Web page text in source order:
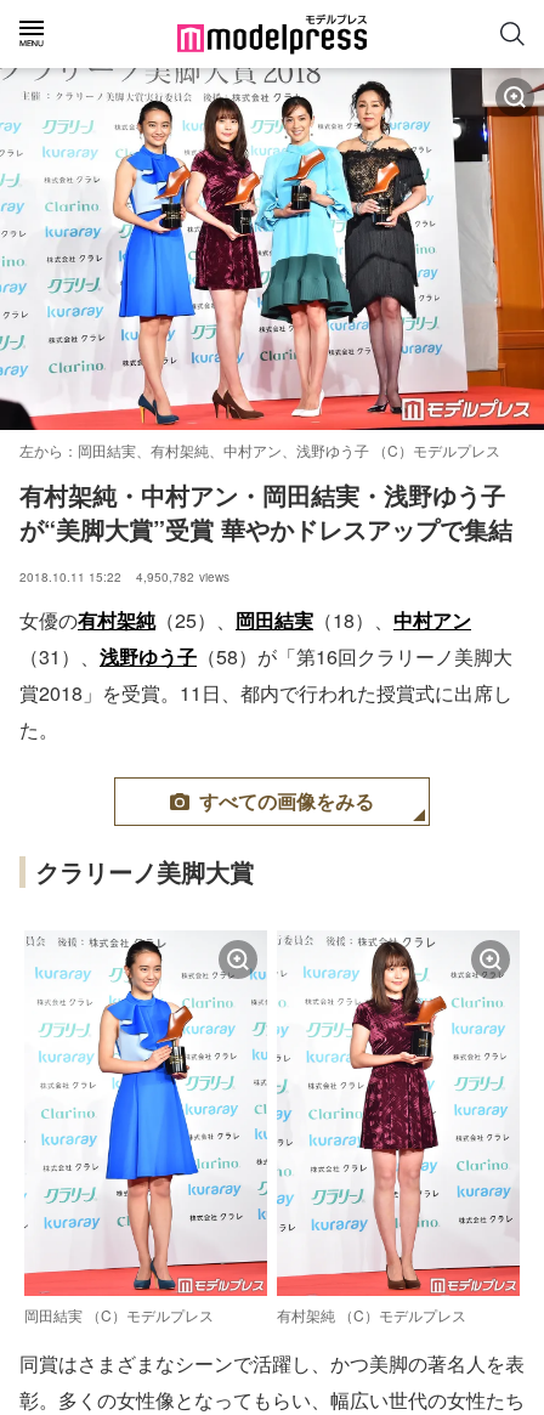
左から：岡田結実、有村架純、中村アン、浅野ゆう子 （C）モデルプレス
有村架純・中村アン・岡田結実・浅野ゆう子
が“美脚大賞”受賞 華やかドレスアップで集結
2018.10.11 15:22 4,950,782 views
女優の有村架純（25）、 岡田結実 （18）、 中村アン
（31）、 浅野ゆう子 （58）が「第16回クラリーノ美脚大
賞2018」を受賞。11日、都内で行われた授賞式に出席し
た。
すべての画像をみる
クラリーノ美脚大賞
岡田結実 （C）モデルプレス 有村架純 （C）モデルプレス
同賞はさまざまなシーンで活躍し、かつ美脚の著名人を表
彰。多くの女性像となってもらい、幅広い世代の女性たち